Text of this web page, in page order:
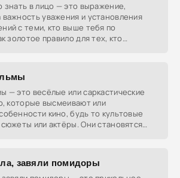
знать в лицо — это выражение,
уважения и установления
с теми, кто выше тебя по
золотое правило для тех, кто
— это весёлые или саркастические
которые высмеивают или
кино, будь то культовые
или актёры. Они становятся
завяли помидоры